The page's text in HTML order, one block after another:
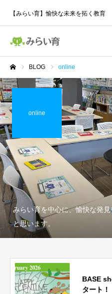
【みらい育】愉快な未来を拓く教育
BLOG online
online
みらい育を中心に、愉快な発
と思います。
BASE
タート！